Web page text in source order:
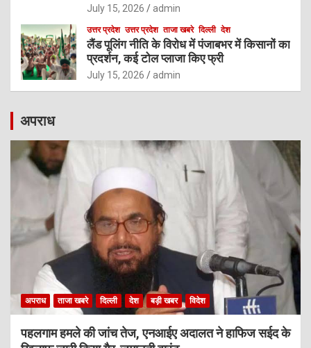
July 15, 2026 admin
उत्तर प्रदेश उत्तर प्रदेश ताजा खबरे दिल्ली देश
लैंड पूलिंग नीति के विरोध में पंजाबभर में किसानों का
प्रदर्शन, कई टोल प्लाजा किए फ्री
July 15, 2026 admin
अपराध
अपराध ताजा खबरे दिल्ली देश बड़ी खबर विदेश
पहलगाम हमले की जांच तेज, एनआईए अदालत ने हाफिज सईद के